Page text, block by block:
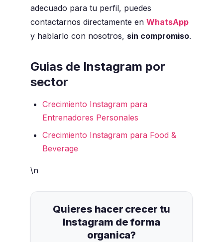
adecuado para tu perfil, puedes
contactarnos directamente en WhatsApp
y hablarlo con nosotros, sin compromiso.
Guias de Instagram por
sector
Crecimiento Instagram para
Entrenadores Personales
Crecimiento Instagram para Food &
Beverage
\n
Quieres hacer crecer tu
Instagram de forma
organica?